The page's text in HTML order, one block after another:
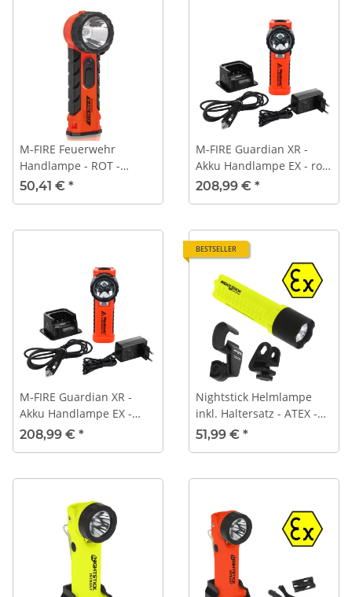
M-FIRE Feuerwehr
Handlampe - ROT -
Winkelkopf - Knickkopf -
50,41 € *
M-FIRE Guardian XR -
Akku Handlampe EX - rote
Umfeldbeleuchtung
208,99 € *
M-FIRE Guardian XR -
Akku Handlampe EX -
weiße
208,99 € *
BESTSELLER
Nightstick Helmlampe
inkl. Haltersatz - ATEX -
XPP-5418GX-K01
51,99 € *